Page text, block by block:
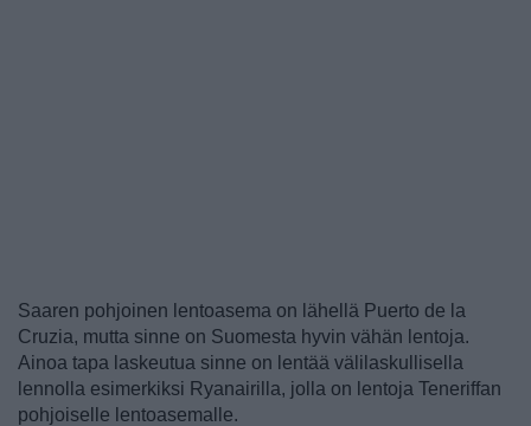
Saaren pohjoinen lentoasema on lähellä Puerto de la
Cruzia, mutta sinne on Suomesta hyvin vähän lentoja.
Ainoa tapa laskeutua sinne on lentää välilaskullisella
lennolla esimerkiksi Ryanairilla, jolla on lentoja Teneriffan
pohjoiselle lentoasemalle.